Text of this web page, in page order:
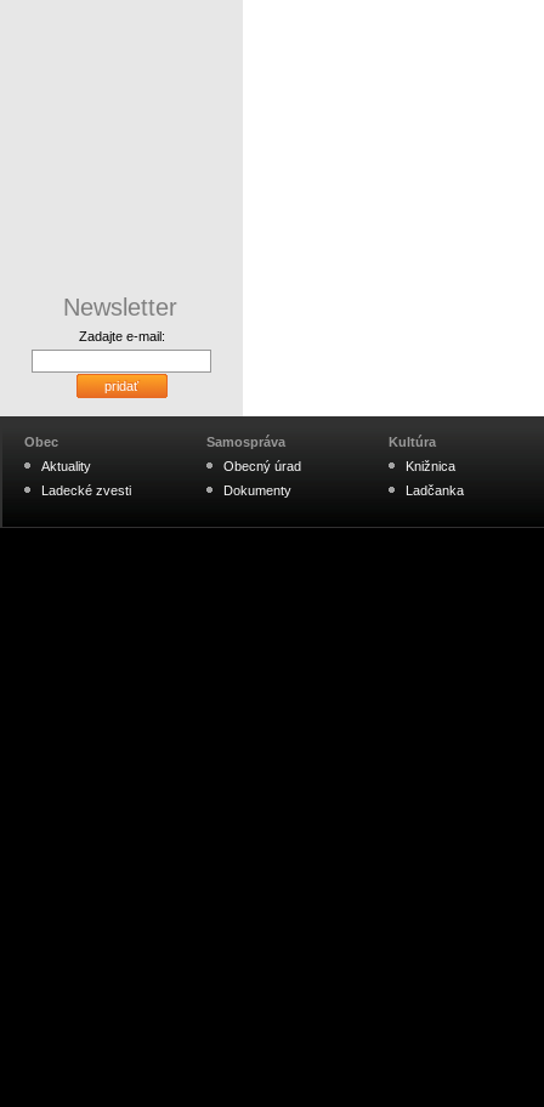
Newsletter
Zadajte e-mail:
pridať
Obec
Aktuality
Ladecké zvesti
Samospráva
Obecný úrad
Dokumenty
Kultúra
Knižnica
Ladčanka